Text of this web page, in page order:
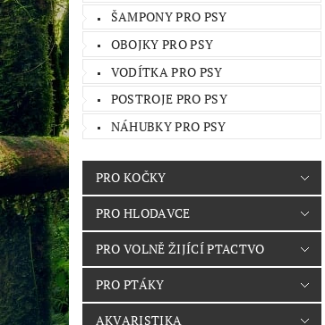
ŠAMPONY PRO PSY
OBOJKY PRO PSY
VODÍTKA PRO PSY
POSTROJE PRO PSY
NÁHUBKY PRO PSY
PRO KOČKY
PRO HLODAVCE
PRO VOLNĚ ŽIJÍCÍ PTACTVO
PRO PTÁKY
AKVARISTIKA